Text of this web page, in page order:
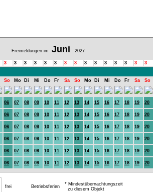
Freimeldungen im Juni 2027
3 3 3 3 3 3 3 3 3 3 3 3 3 3 3
So Mo Di Mi Do Fr Sa So Mo Di Mi Do Fr Sa So
06 07 08 09 10 11 12 13 14 15 16 17 18 19
20
06 07 08 09 10 11 12 13 14 15 16 17 18 19
20
06 07 08 09 10 11 12 13 14 15 16 17 18 19
20
06 07 08 09 10 11 12 13 14 15 16 17 18 19
20
06 07 08 09 10 11 12 13 14 15 16 17 18 19
20
06 07 08 09 10 11 12 13 14 15 16 17 18 19 20
frei Betriebsferien
* Mindestübernachtungszeit
zu diesem Objekt